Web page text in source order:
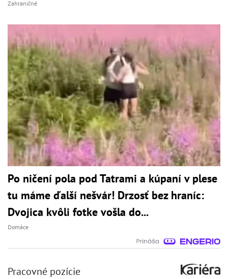
Zahraničné
Po ničení pola pod Tatrami a kúpaní v plese
tu máme ďalší nešvár! Drzosť bez hraníc:
Dvojica kvôli fotke vošla do...
Domáce
Pracovné pozície